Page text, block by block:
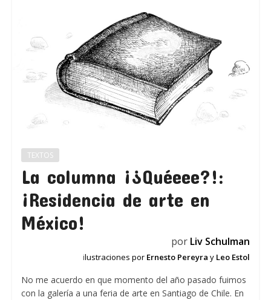
TEXTOS
La columna ¡¿Quéeee?!:
¡Residencia de arte en
México!
por Liv Schulman
ilustraciones por Ernesto Pereyra y Leo Estol
No me acuerdo en que momento del año pasado fuimos
con la galería a una feria de arte en Santiago de Chile. En